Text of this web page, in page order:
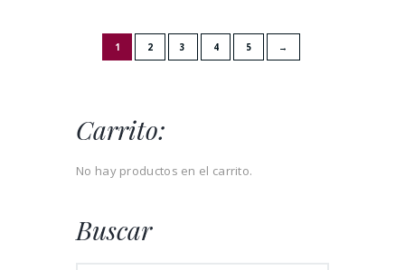
1 2 3 4 5 →
Carrito:
No hay productos en el carrito.
Buscar